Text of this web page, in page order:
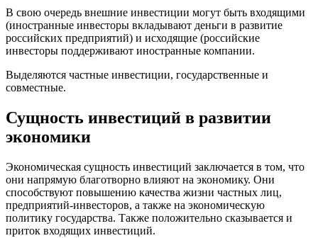
В свою очередь внешние инвестиции могут быть входящими
(иностранные инвесторы вкладывают деньги в развитие
российских предприятий) и исходящие (российские
инвесторы поддерживают иностранные компании.
Выделяются частные инвестиции, государственные и
совместные.
Сущность инвестиций в развитии
экономики
Экономическая сущность инвестиций заключается в том, что
они напрямую благотворно влияют на экономику. Они
способствуют повышению качества жизни частных лиц,
предприятий-инвесторов, а также на экономическую
политику государства. Также положительно сказывается и
приток входящих инвестиций.